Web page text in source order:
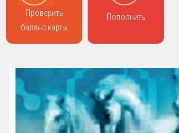
Проверить
баланс карты
Пополнить